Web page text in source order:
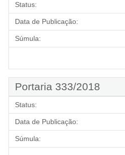
Status:
Data de Publicação:
Súmula:
Portaria 333/2018
Status:
Data de Publicação:
Súmula: